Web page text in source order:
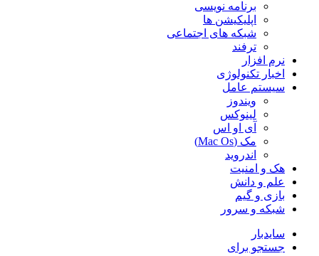
برنامه نویسی
اپلیکیشن ها
شبکه های اجتماعی
ترفند
نرم افزار
اخبار تکنولوژی
سیستم عامل
ویندوز
لینوکس
آی او اس
مک (Mac Os)
اندروید
هک و امنیت
علم و دانش
بازی و گیم
شبکه و سرور
سایدبار
جستجو برای